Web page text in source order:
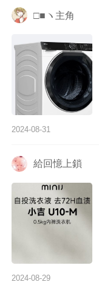
□■ヽ主角
2024-08-31
給回憶上鎖
2024-08-29